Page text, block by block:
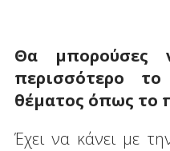
Θα μπορούσες
περισσότερο
θέματος όπως το
Έχει να κάνει με